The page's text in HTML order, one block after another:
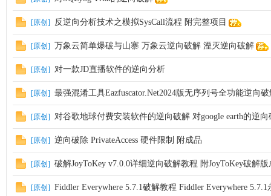
[原创] 反逆向分析技术之模拟SysCall流程 附完整项目
[原创] 万象云简单爆破与山寨 万象云逆向破解 湮灭逆向破解
[原创] 对一款JD直播软件的逆向分析
[原创] 最强混淆工具Eazfuscator.Net2024版无序列号全功能逆向
[原创] 对谷歌地球付费安装软件的逆向破解 对google earth的逆
[原创] 逆向破除 PrivateAccess 硬件限制 附成品
[原创] 破解JoyToKey v7.0.0详细逆向破解教程 附JoyToKey破解版
[原创] Fiddler Everywhere 5.7.1破解教程 Fiddler Everywhere